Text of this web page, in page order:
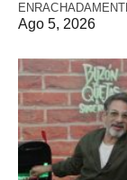
Ago 5, 2026